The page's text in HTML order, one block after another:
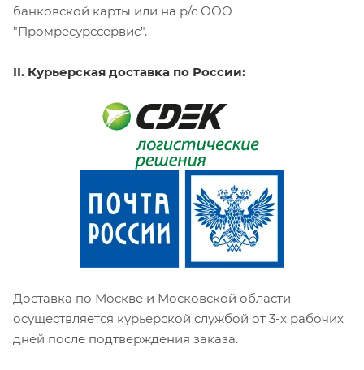
банковской карты или на р/с ООО
"Промресурссервис".
II. Курьерская доставка по России:
Доставка по Москве и Московской области
осуществляется курьерской службой от 3-х рабочих
дней после подтверждения заказа.